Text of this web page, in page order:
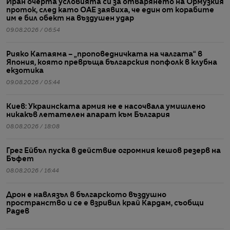
Иран очерта условията си за отварянето на Ормузкия
проток, след като ОАЕ заявиха, че един от корабите
им е бил обект на въздушен удар
09.08.2026 / 06:54
Рияко Катаяма – „проповедничката на чалгата“ в
Япония, която превръща българския попфолк в клубна
екзотика
09.08.2026 / 05:44
Киев: Украинската армия не е насочвала умишлено
никакъв летателен апарат към България
08.08.2026 / 18:08
Грег Ейбъл пуска в действие огромния кешов резерв на
Бъфет
08.08.2026 / 16:44
Дрон е навлязъл в българското въздушно
пространство и се е взривил край Кардам, съобщи
Радев